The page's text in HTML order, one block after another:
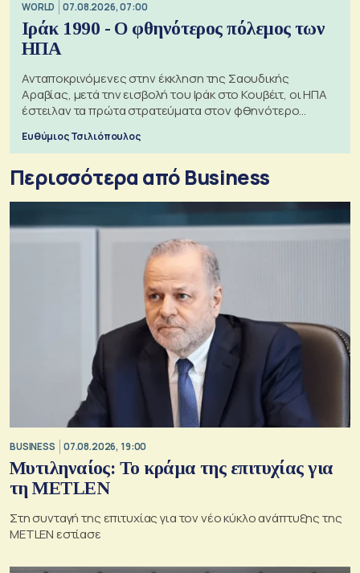
WORLD 07.08.2026, 07:00
Ιράκ 1990 - Ο φθηνότερος πόλεμος των
ΗΠΑ
Ανταποκρινόμενες στην έκκληση της Σαουδικής
Αραβίας, μετά την εισβολή του Ιράκ στο Κουβέιτ, οι ΗΠΑ
έστειλαν τα πρώτα στρατεύματα στον φθηνότερο
Ευθύμιος Τσιλιόπουλος
Περισσότερα από Business
BUSINESS 07.08.2026, 19:00
Μυτιληναίος: Το κράμα της επιτυχίας για
τη METLEN
Στη συνταγή της επιτυχίας για τον νέο κύκλο ανάπτυξης της
METLEN εστίασε